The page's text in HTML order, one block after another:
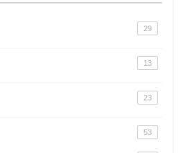
29
13
23
53